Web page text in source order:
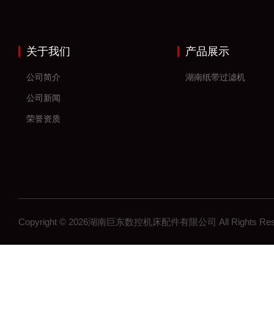
关于我们
公司简介
公司新闻
荣誉资质
产品展示
湖南纸带过滤机
Copyright © 2026湖南巨东数控机床配件有限公司 All Rights